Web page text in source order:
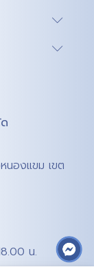
นองแขม เขต
น.